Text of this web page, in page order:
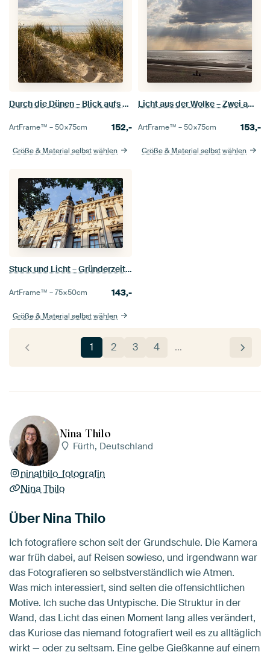
Durch die Dünen – Blick aufs Meer
ArtFrame™ –50×75cm 152,-
Größe & Material selbst wählen
Licht aus der Wolke – Zwei am Strand
ArtFrame™ –50×75cm 153,-
Größe & Material selbst wählen
Stuck und Licht – Gründerzeit in Fürth
ArtFrame™ –75×50cm 143,-
Größe & Material selbst wählen
1 2 3 4 …
Nina Thilo
Fürth, Deutschland
ninathilo_fotografin
Nina Thilo
Über Nina Thilo
Ich fotografiere schon seit der Grundschule. Die Kamera
war früh dabei, auf Reisen sowieso, und irgendwann war
das Fotografieren so selbstverständlich wie Atmen.
Was mich interessiert, sind selten die offensichtlichen
Motive. Ich suche das Untypische. Die Struktur in der
Wand, das Licht das einen Moment lang alles verändert,
das Kuriose das niemand fotografiert weil es zu alltäglich
wirkt — oder zu seltsam. Eine gelbe Gießkanne auf einem